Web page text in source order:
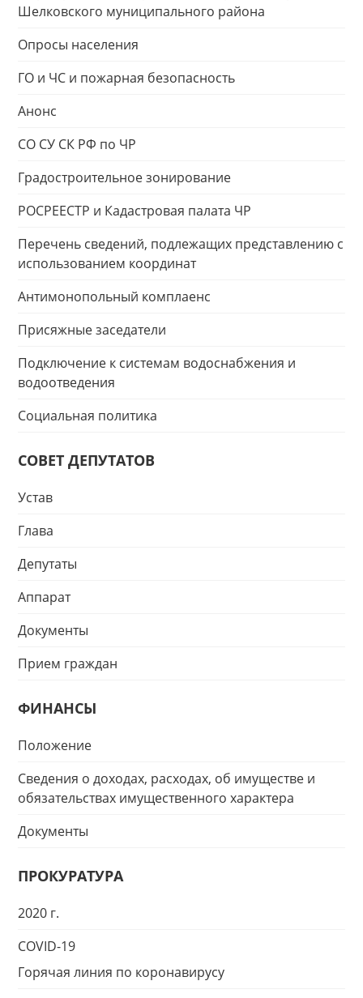
Шелковского муниципального района
Опросы населения
ГО и ЧС и пожарная безопасность
Анонс
СО СУ СК РФ по ЧР
Градостроительное зонирование
РОСРЕЕСТР и Кадастровая палата ЧР
Перечень сведений, подлежащих представлению с
использованием координат
Антимонопольный комплаенс
Присяжные заседатели
Подключение к системам водоснабжения и
водоотведения
Социальная политика
СОВЕТ ДЕПУТАТОВ
Устав
Глава
Депутаты
Аппарат
Документы
Прием граждан
ФИНАНСЫ
Положение
Сведения о доходах, расходах, об имуществе и
обязательствах имущественного характера
Документы
ПРОКУРАТУРА
2020 г.
COVID-19
Горячая линия по коронавирусу